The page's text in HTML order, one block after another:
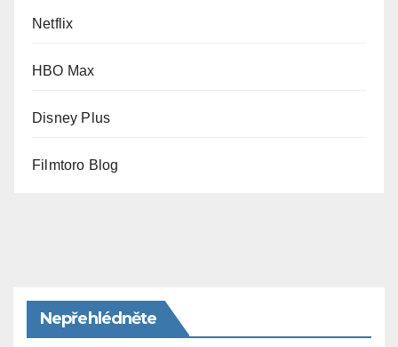
Netflix
HBO Max
Disney Plus
Filmtoro Blog
Nepřehlédněte